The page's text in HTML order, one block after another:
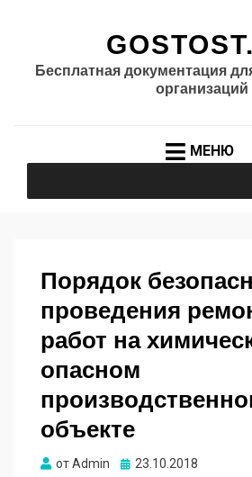
Бесплатная документация
организаций
МЕНЮ
Порядок
проведения
работ на
опасном
объекте
отAdmin Опубликовано
23.10.2018